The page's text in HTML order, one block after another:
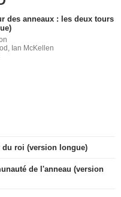
des anneaux : les deux tours
Ian McKellen
du roi (version longue)
de l'anneau (version